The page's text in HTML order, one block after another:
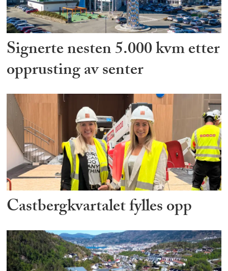
Signerte nesten 5.000 kvm etter
opprusting av senter
Castbergkvartalet fylles opp